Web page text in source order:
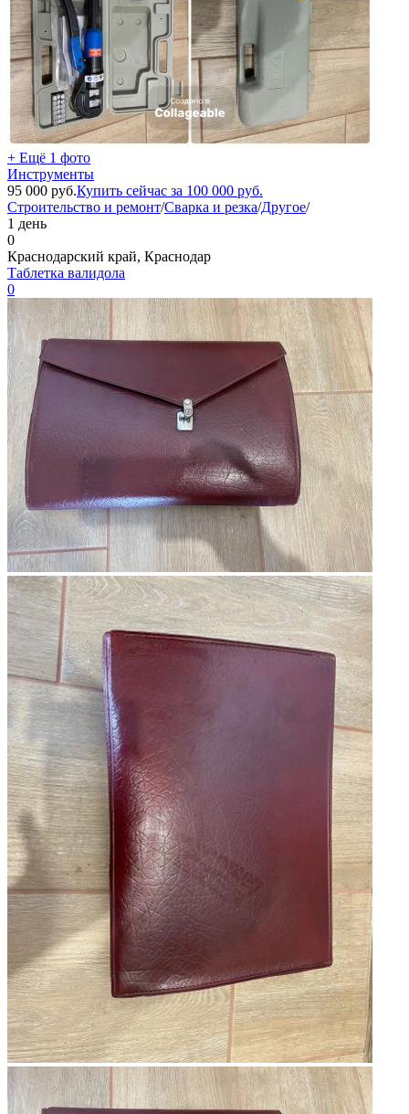
+ Ещё 1 фото
Инструменты
95 000 руб.Купить сейчас за 100 000 руб.
Строительство и ремонт/Сварка и резка/Другое/
1 день
0
Краснодарский край, Краснодар
Таблетка валидола
0